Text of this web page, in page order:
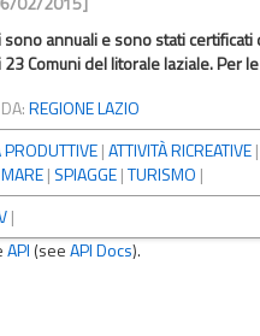
annuali e sono stati
Comuni del litorale laziale. Per
REGIONE LAZIO
PRODUTTIVE |ATTIVITÀ RICREATIVE |
MARE | SPIAGGE |TURISMO |
|
API (seeAPI Docs).